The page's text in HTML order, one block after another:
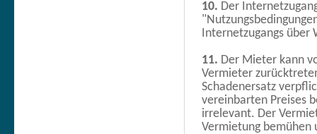
10. Der
Internetzugangs
11. Der Mieter kann
Vermieter
Schadenersatz
vereinbarten Preises
irrelevant. Der
Vermietung bemühen